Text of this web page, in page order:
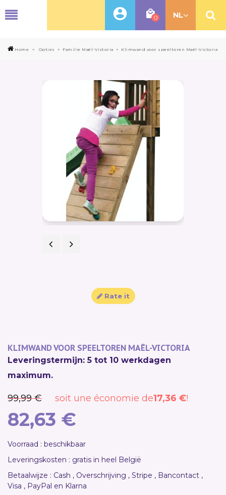
0 NL
Home > Opties > Familie Maël-Victoria > Klimwand voor speeltoren Maël-Victoria
Rate it
KLIMWAND VOOR SPEELTOREN MAËL-VICTORIA
Leveringstermijn: 5 tot 10 werkdagen
maximum.
99,99 € soit une économie de17,36 €!
82,63 €
Voorraad : beschikbaar
Leveringskosten : gratis in heel België
Betaalwijze : Cash , Overschrijving , Stripe , Bancontact ,
Visa , PayPal en Klarna